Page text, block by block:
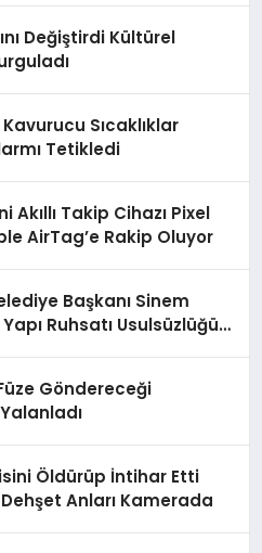
Değiştirdi Kültürel
Sıcaklıklar
Tetikledi
Akıllı Takip Cihazı Pixel
AirTag’e Rakip Oluyor
Başkanı Sinem
Ruhsatı Usulsüzlüğü
Göndereceği
Öldürüp İntihar Etti
Anları Kamerada